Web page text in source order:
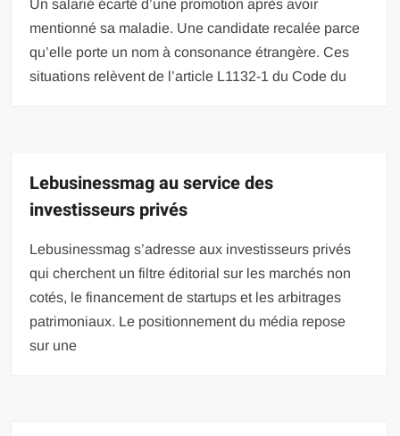
Un salarié écarté d’une promotion après avoir
mentionné sa maladie. Une candidate recalée parce
qu’elle porte un nom à consonance étrangère. Ces
situations relèvent de l’article L1132-1 du Code du
Lebusinessmag au service des
investisseurs privés
Lebusinessmag s’adresse aux investisseurs privés
qui cherchent un filtre éditorial sur les marchés non
cotés, le financement de startups et les arbitrages
patrimoniaux. Le positionnement du média repose
sur une